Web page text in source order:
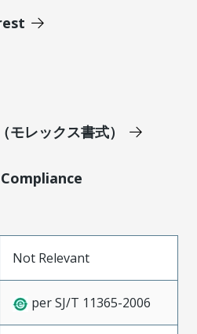
モレックス書式）
Not Relevant
per SJ/T 11365-2006